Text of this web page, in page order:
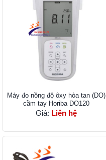
Máy đo nồng độ ôxy hòa tan (DO)
cầm tay Horiba DO120
Giá: Liên hệ